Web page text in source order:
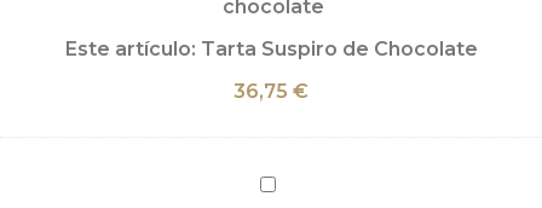
Este artículo: Tarta Suspiro de Chocolate
36,75 €
Tarta